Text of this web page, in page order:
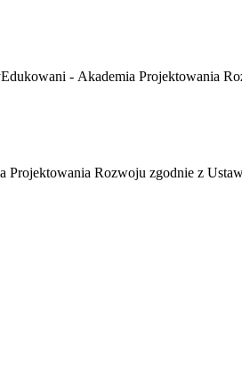
- Akademia Projektowania
Rozwoju zgodnie z